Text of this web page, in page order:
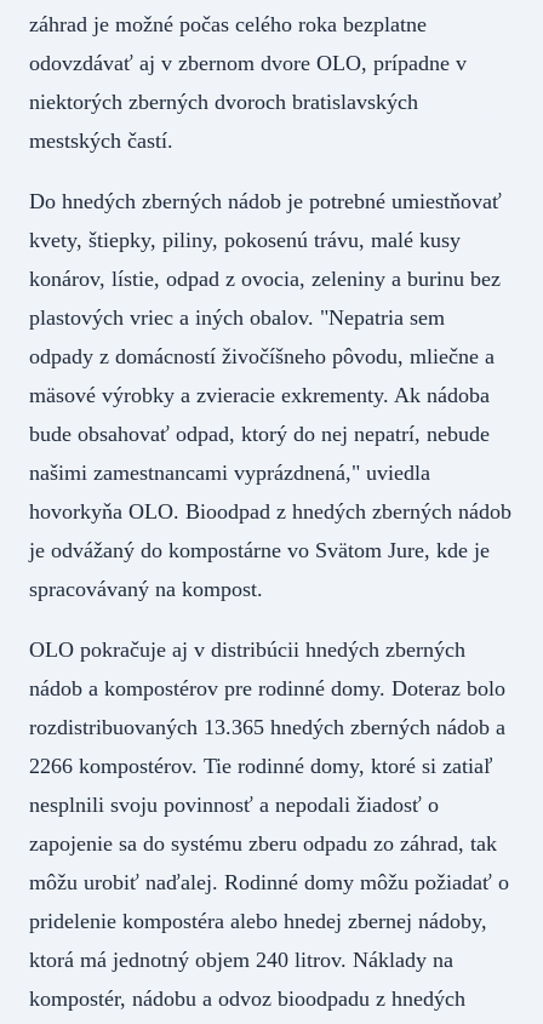
záhrad je možné počas celého roka bezplatne
odovzdávať aj v zbernom dvore OLO, prípadne v
niektorých zberných dvoroch bratislavských
mestských častí.
Do hnedých zberných nádob je potrebné umiestňovať
kvety, štiepky, piliny, pokosenú trávu, malé kusy
konárov, lístie, odpad z ovocia, zeleniny a burinu bez
plastových vriec a iných obalov. "Nepatria sem
odpady z domácností živočíšneho pôvodu, mliečne a
mäsové výrobky a zvieracie exkrementy. Ak nádoba
bude obsahovať odpad, ktorý do nej nepatrí, nebude
našimi zamestnancami vyprázdnená," uviedla
hovorkyňa OLO. Bioodpad z hnedých zberných nádob
je odvážaný do kompostárne vo Svätom Jure, kde je
spracovávaný na kompost.
OLO pokračuje aj v distribúcii hnedých zberných
nádob a kompostérov pre rodinné domy. Doteraz bolo
rozdistribuovaných 13.365 hnedých zberných nádob a
2266 kompostérov. Tie rodinné domy, ktoré si zatiaľ
nesplnili svoju povinnosť a nepodali žiadosť o
zapojenie sa do systému zberu odpadu zo záhrad, tak
môžu urobiť naďalej. Rodinné domy môžu požiadať o
pridelenie kompostéra alebo hnedej zbernej nádoby,
ktorá má jednotný objem 240 litrov. Náklady na
kompostér, nádobu a odvoz bioodpadu z hnedých